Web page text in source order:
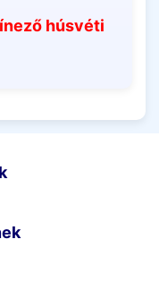
húsvéti